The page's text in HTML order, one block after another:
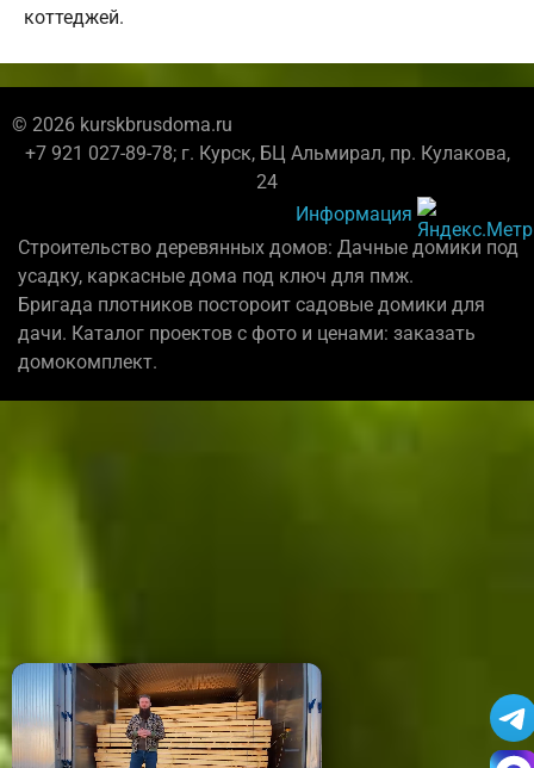
коттеджей.
© 2026 kurskbrusdoma.ru
+7 921 027-89-78; г. Курск, БЦ Альмирал, пр. Кулакова,
24
Информация
Строительство деревянных домов: Дачные домики под
усадку, каркасные дома под ключ для пмж.
Бригада плотников постороит садовые домики для
дачи. Каталог проектов с фото и ценами: заказать
домокомплект.